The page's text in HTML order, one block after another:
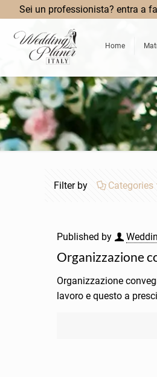
Sei un professionista? entra a
Home
Filter by Categories
Published by
Organizzazione
Organizzazione
lavoro e questo a